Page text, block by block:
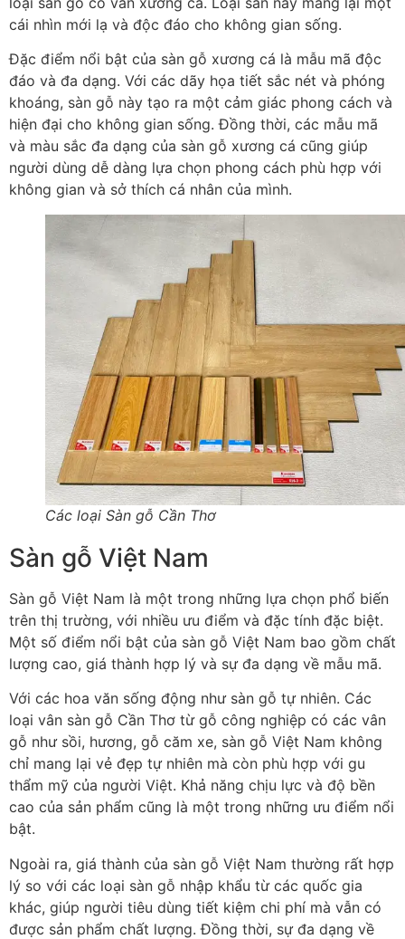
cái nhìn mới lạ và độc đáo cho không gian sống.
Đặc điểm nổi bật của sàn gỗ xương cá là mẫu mã độc
đáo và đa dạng. Với các dãy họa tiết sắc nét và phóng
khoáng, sàn gỗ này tạo ra một cảm giác phong cách và
hiện đại cho không gian sống. Đồng thời, các mẫu mã
và màu sắc đa dạng của sàn gỗ xương cá cũng giúp
người dùng dễ dàng lựa chọn phong cách phù hợp với
không gian và sở thích cá nhân của mình.
Các loại Sàn gỗ Cần Thơ
Sàn gỗ Việt Nam
Sàn gỗ Việt Nam là một trong những lựa chọn phổ biến
trên thị trường, với nhiều ưu điểm và đặc tính đặc biệt.
Một số điểm nổi bật của sàn gỗ Việt Nam bao gồm chất
lượng cao, giá thành hợp lý và sự đa dạng về mẫu mã.
Với các hoa văn sống động như sàn gỗ tự nhiên. Các
loại vân sàn gỗ Cần Thơ từ gỗ công nghiệp có các vân
gỗ như sồi, hương, gỗ căm xe, sàn gỗ Việt Nam không
chỉ mang lại vẻ đẹp tự nhiên mà còn phù hợp với gu
thẩm mỹ của người Việt. Khả năng chịu lực và độ bền
cao của sản phẩm cũng là một trong những ưu điểm nổi
bật.
Ngoài ra, giá thành của sàn gỗ Việt Nam thường rất hợp
lý so với các loại sàn gỗ nhập khẩu từ các quốc gia
khác, giúp người tiêu dùng tiết kiệm chi phí mà vẫn có
được sản phẩm chất lượng. Đồng thời, sự đa dạng về